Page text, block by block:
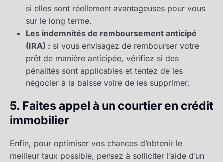
si elles sont réellement avantageuses pour vous
sur le long terme.
Les indemnités de remboursement anticipé
(IRA) : si vous envisagez de rembourser votre
prêt de manière anticipée, vérifiez si des
pénalités sont applicables et tentez de les
négocier à la baisse voire de les supprimer.
5. Faites appel à un courtier en crédit
immobilier
Enfin, pour optimiser vos chances d’obtenir le
meilleur taux possible, pensez à solliciter l’aide d’un